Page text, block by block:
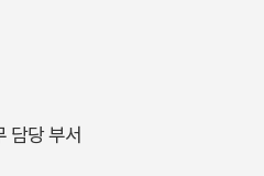
담당 부서